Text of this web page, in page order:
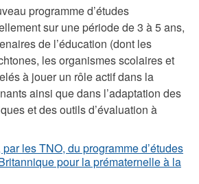
programme d’études
sur une période de 3 à 5 ans,
de l’éducation (dont les
les organismes scolaires et
à jouer un rôle actif dans la
ainsi que dans l’adaptation des
et des outils d’évaluation à
les TNO, du programme d’études
pour la prématernelle à la